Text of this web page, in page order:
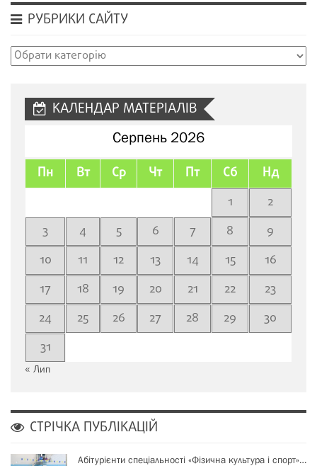
РУБРИКИ САЙТУ
Рубрики
КАЛЕНДАР МАТЕРІАЛІВ
Серпень 2026
Пн Вт Ср Чт Пт Сб Нд
1
2
3
4 5 6 7 8
9
10
11 12 13 14 15
16
17
18 19 20 21 22
23
24
25 26 27 28 29
30
31
« Лип
СТРІЧКА ПУБЛІКАЦІЙ
Абітурієнти спеціальності «Фізична культура і спорт»…